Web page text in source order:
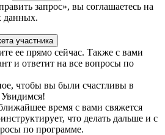
запрос», вы соглашаетесь на
данных.
участника
ее прямо сейчас. Также с вами
и ответит на все вопросы по
чтобы вы были счастливы в
время с вами свяжется
что делать дальше и с
по программе.